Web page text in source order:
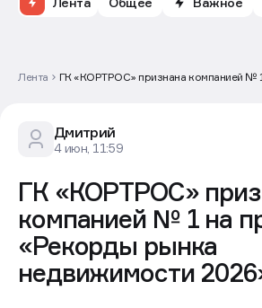
Лента Общее Важное
Лента
ГК «КОРТРОС» признана компанией №
Дмитрий
4 июн, 11:59
ГК «КОРТРОС»
компанией № 1 на
«Рекорды рынка
недвижимости